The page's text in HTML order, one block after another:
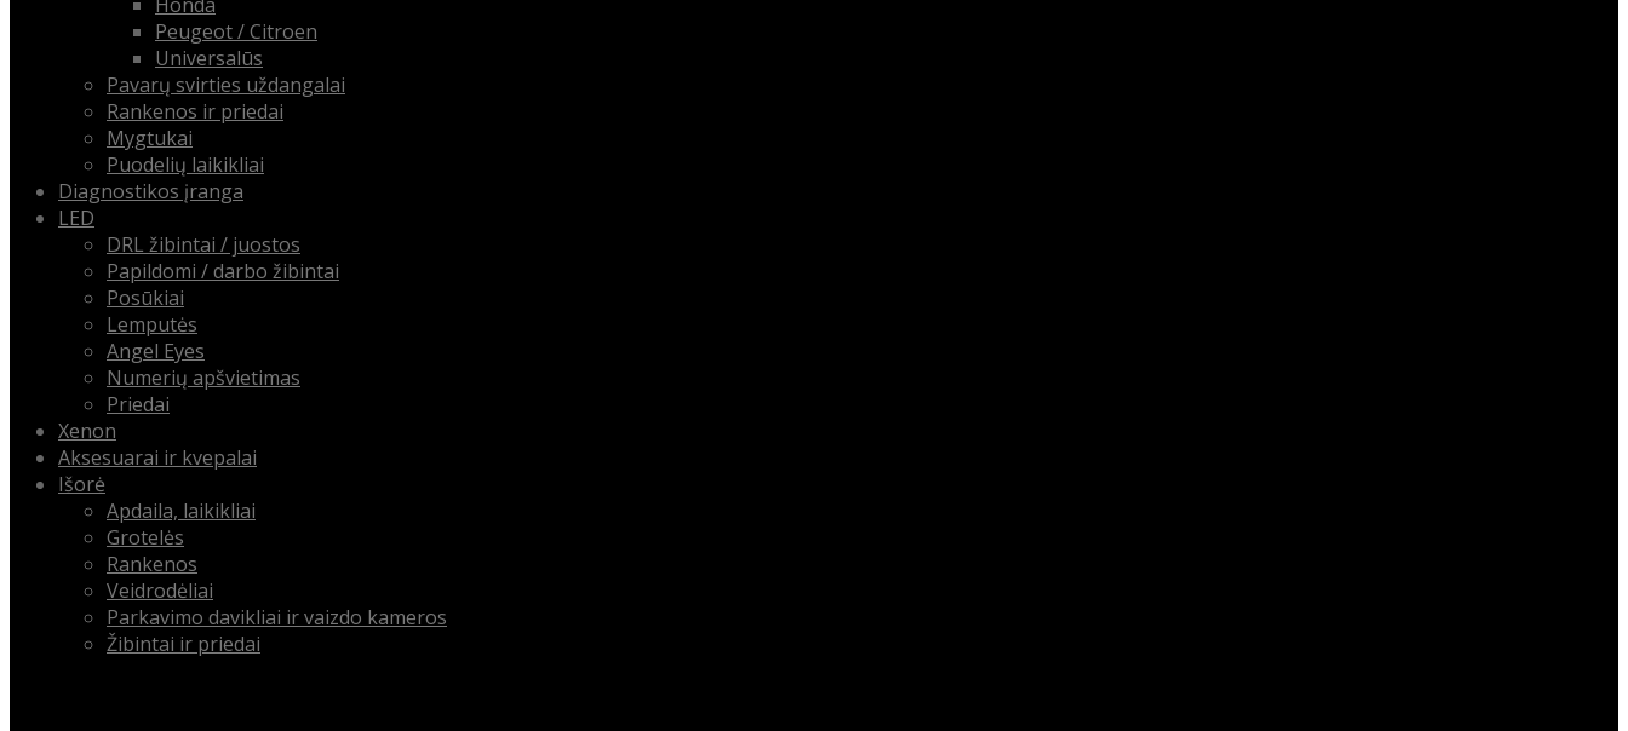
Honda
Peugeot / Citroen
Universalūs
Pavarų svirties uždangalai
Rankenos ir priedai
Mygtukai
Puodelių laikikliai
Diagnostikos įranga
LED
DRL žibintai / juostos
Papildomi / darbo žibintai
Posūkiai
Lemputės
Angel Eyes
Numerių apšvietimas
Priedai
Xenon
Aksesuarai ir kvepalai
Išorė
Apdaila, laikikliai
Grotelės
Rankenos
Veidrodėliai
Parkavimo davikliai ir vaizdo kameros
Žibintai ir priedai